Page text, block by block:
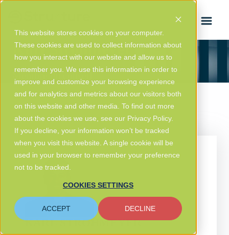
This website stores cookies on your computer.
These cookies are used to collect information about
how you interact with our website and allow us to
remember you. We use this information in order to
improve and customize your browsing experience
and for analytics and metrics about our visitors both
on this website and other media. To find out more
about the cookies we use, see our Privacy Policy.
If you decline, your information won’t be tracked
when you visit this website. A single cookie will be
used in your browser to remember your preference
not to be tracked.
COOKIES SETTINGS
ACCEPT DECLINE
ENGLISH
Karl Strohmeyer
Membre du conseil
KARL STROHMEYER